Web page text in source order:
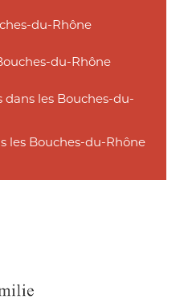
du-Rhône
du-Rhône
dans les Bouches-du-
les Bouches-du-Rhône